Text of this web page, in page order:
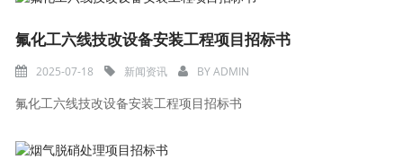
氟化工六线技改设备安装工程项目招标书
2025-07-18 新闻资讯 BYADMIN
氟化工六线技改设备安装工程项目招标书